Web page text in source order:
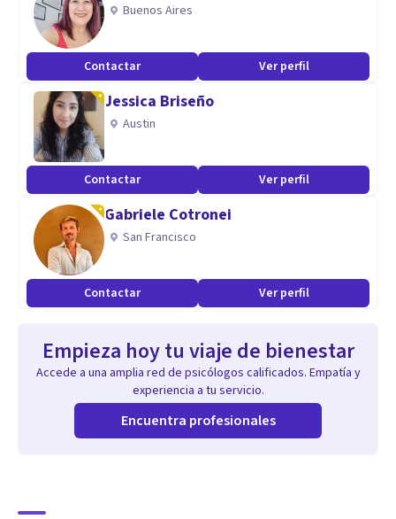
Buenos Aires
Contactar Ver perfil
Jessica Briseño
Austin
Contactar Ver perfil
Gabriele Cotronei
San Francisco
Contactar Ver perfil
Empieza hoy tu viaje de bienestar
Accede a una amplia red de psicólogos calificados. Empatía y
experiencia a tu servicio.
Encuentra profesionales